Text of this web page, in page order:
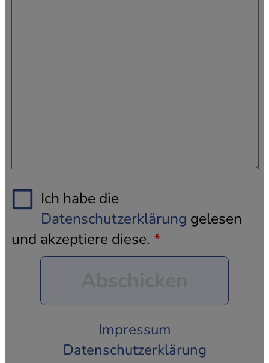
Ich habe die
Datenschutzerklärung gelesen
und akzeptiere diese.
Impressum
Datenschutzerklärung